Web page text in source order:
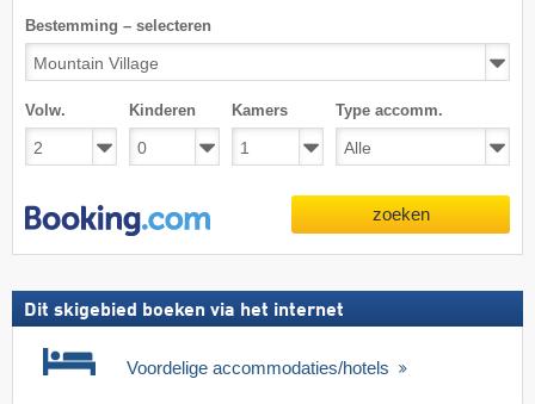
Bestemming – selecteren
Volw. Kinderen Kamers Type accomm.
zoeken
Dit skigebied boeken via het internet
Voordelige accommodaties/hotels